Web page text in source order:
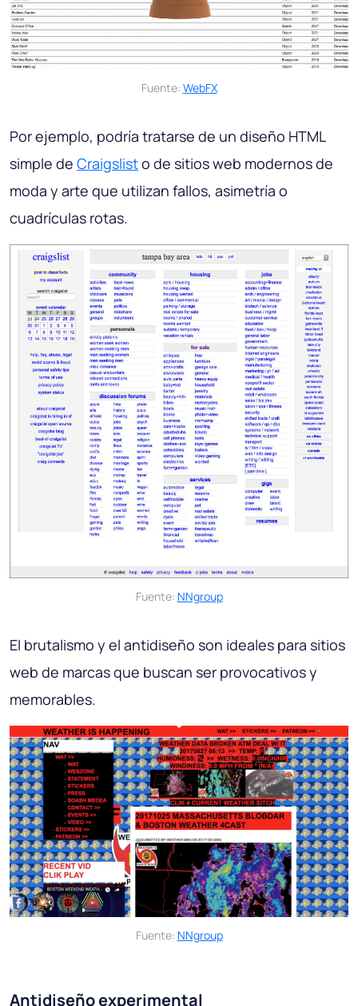
Fuente: WebFX
Por ejemplo, podría tratarse de un diseño HTML
simple de Craigslisto de sitios web modernos de
moda y arte que utilizan fallos, asimetría o
cuadrículas rotas.
Fuente: NNgroup
El brutalismo y el antidiseño son ideales para sitios
web de marcas que buscan ser provocativos y
memorables.
Fuente: NNgroup
Antidiseño experimental